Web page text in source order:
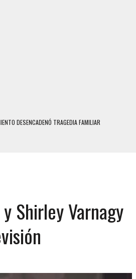
UNA ADOLESCENTE DE 13 AÑOS TRAS ABUSAR DE ELLA
ELLOS EN MATURÍN
PERSONAS ADENTRO
DE SU CASA
EN REUNIÓN CON AMIGOS
Shirley Varnagy